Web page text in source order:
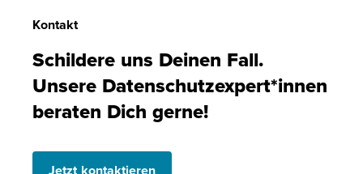
Kontakt
Schildere uns Deinen Fall.
Unsere Datenschutzexpert*innen
beraten Dich gerne!
Jetzt kontaktieren